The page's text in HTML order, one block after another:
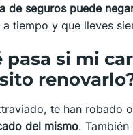
de seguros puede
tiempo y que lleves
pasa si mi
te han robado
del mismo.